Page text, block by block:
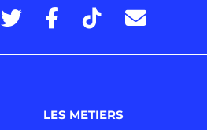
LES METIERS